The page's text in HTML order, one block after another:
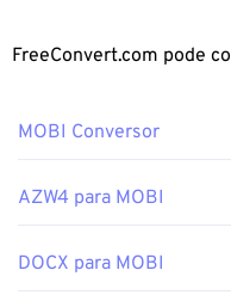
MOBI Conversor
AZW4 para MOBI
DOCX para MOBI